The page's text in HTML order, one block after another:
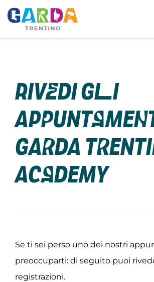
Rivedi gli
Garda
Academy
Se ti sei perso uno dei nostri
preoccuparti: di seguito puoi
registrazioni.